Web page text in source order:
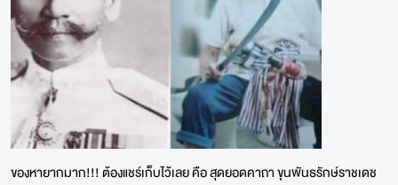
ของหายากมาก!!! ต้องแชร์เก็บไว้เลย คือ สุดยอดคาถา ขุนพันธรักษ์ราชเดช